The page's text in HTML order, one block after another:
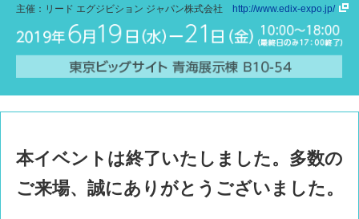
主催：リード エグジビション ジャパン株式会社 http://www.edix-expo.jp/
本イベントは終了いたしました。多数の
ご来場、誠にありがとうございました。